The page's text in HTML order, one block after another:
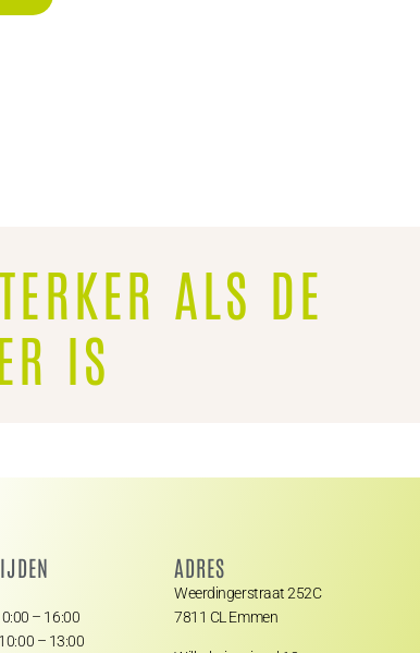
ALS DE
IS
– 16:00
– 13:00
ADRES
Weerdingerstraat 252C
7811 CL Emmen